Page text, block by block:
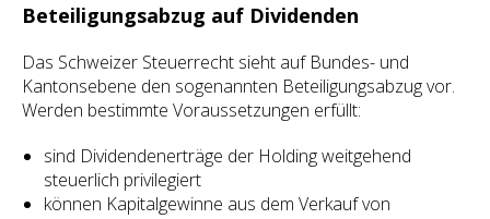
Beteiligungsabzug auf Dividenden
Das Schweizer Steuerrecht sieht auf Bundes- und
Kantonsebene den sogenannten Beteiligungsabzug vor.
Werden bestimmte Voraussetzungen erfüllt:
sind Dividendenerträge der Holding weitgehend
steuerlich privilegiert
können Kapitalgewinne aus dem Verkauf von